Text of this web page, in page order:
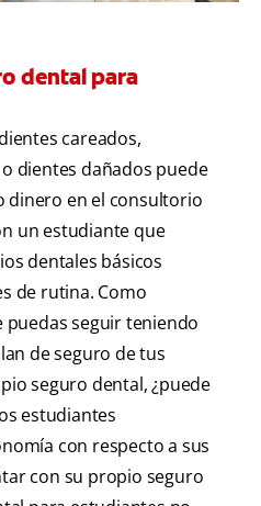
dental para
careados,
dientes dañados puede
dinero en el consultorio
un estudiante que
dentales básicos
de rutina. Como
puedas seguir teniendo
de seguro de tus
seguro dental, ¿puede
estudiantes
con respecto a sus
con su propio seguro